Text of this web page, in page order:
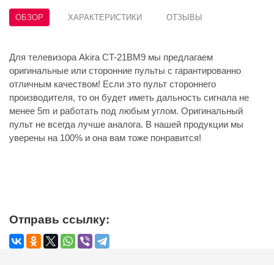
ОБЗОР ХАРАКТЕРИСТИКИ ОТЗЫВЫ
Для телевизора Akira CT-21BM9 мы предлагаем
оригинальные или сторонние пульты с гарантированно
отличным качеством! Если это пульт стороннего
производителя, то он будет иметь дальность сигнала не
менее 5m и работать под любым углом. Оригинальный
пульт не всегда лучше аналога. В нашей продукции мы
уверены на 100% и она вам тоже понравится!
Отправь ссылку: